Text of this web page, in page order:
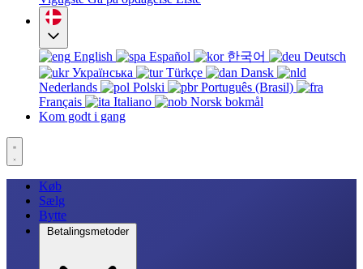
English Español 한국어
Deutsch
Українська
Türkçe
Dansk
Nederlands
Polski
Português (Brasil)
Français
Italiano
Norsk bokmål
Kom godt i gang
Køb
Sælg
Bytte
Betalingsmetoder